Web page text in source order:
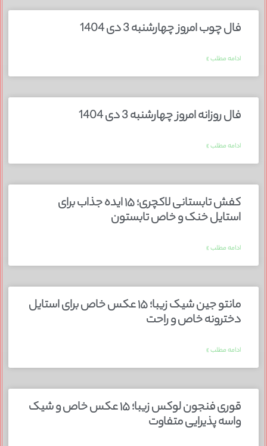
فال چوب امروز چهارشنبه 3 دی 1404
ادامه مطلب »
فال روزانه امروز چهارشنبه 3 دی 1404
ادامه مطلب »
کفش تابستانی لاکچری؛ ۱۵ ایده‌ جذاب برای
استایل خنک و خاص تابستون
ادامه مطلب »
مانتو جین شیک زیبا؛ ۱۵ عکس خاص برای استایل
دخترونه خاص و راحت
ادامه مطلب »
قوری فنجون لوکس زیبا؛ ۱۵ عکس خاص و شیک
واسه پذیرایی متفاوت